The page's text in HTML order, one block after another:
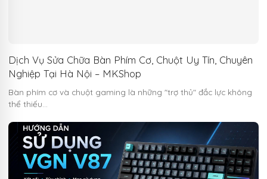
Dịch Vụ Sửa Chữa Bàn Phím Cơ, Chuột Uy Tín, Chuyên
Nghiệp Tại Hà Nội – MKShop
Bàn phím cơ và chuột gaming là những "trợ thủ" đắc lực không
thể thiếu…